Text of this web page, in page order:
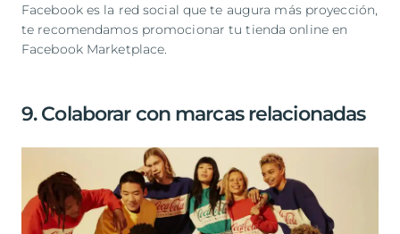
Facebook es la red social que te augura más proyección,
te recomendamos promocionar tu tienda online en
Facebook Marketplace.
9. Colaborar con marcas relacionadas